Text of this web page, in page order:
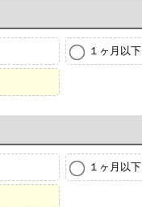
１ヶ月以下
１ヶ月以下